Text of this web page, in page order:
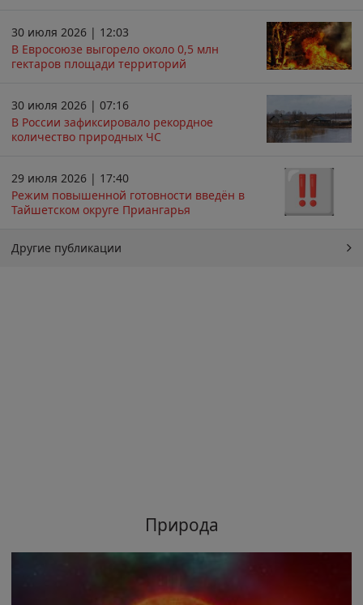
30 июля 2026 | 12:03
В Евросоюзе выгорело около 0,5 млн
гектаров площади территорий
30 июля 2026 | 07:16
В России зафиксировало рекордное
количество природных ЧС
29 июля 2026 | 17:40
Режим повышенной готовности введён в
Тайшетском округе Приангарья
Другие публикации
Природа